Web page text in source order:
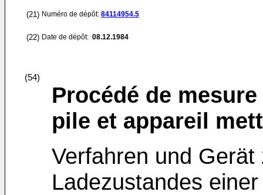
(21) Numéro de dépôt: 84114954.5
(22) Date de dépôt: 08.12.1984
(54)
Procédé de
pile et appareil
Verfahren und
Ladezustandes